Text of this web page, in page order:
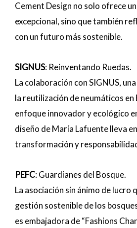
Cement Design no solo ofrece
excepcional, sino que también
con un futuro más sostenible.
SIGNUS: Reinventando Ruedas.
La colaboración con SIGNUS,
la reutilización de neumáticos en
enfoque innovador y ecológico
diseño de María Lafuente lleva
transformación y
PEFC: Guardianes del Bosque.
La asociación sin ánimo de lucro
gestión sostenible de los
es embajadora de “Fashions